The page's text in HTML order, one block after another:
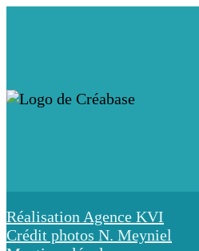
Réalisation Agence KVI
Crédit photos N. Meyniel